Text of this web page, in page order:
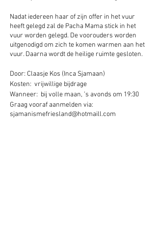
Nadat iedereen haar of zijn offer in het vuur
heeft gelegd zal de Pacha Mama stick in het
vuur worden gelegd. De voorouders worden
uitgenodigd om zich te komen warmen aan het
vuur. Daarna wordt de heilige ruimte gesloten.
Door: Claasje Kos (Inca Sjamaan)
Kosten: vrijwillige bijdrage
Wanneer: bij volle maan, ’s avonds om 19:30
Graag vooraf aanmelden via:
sjamanismefriesland@hotmaill.com